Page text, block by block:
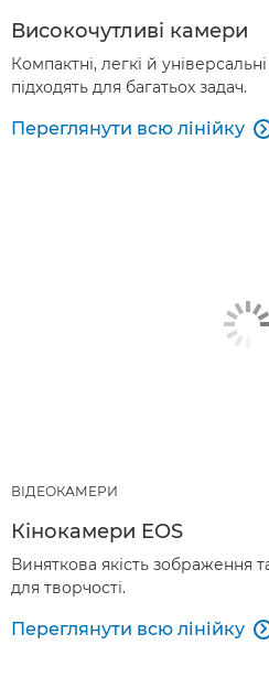
Високочутливі камери
Компактні, легкі й
підходять для багатьох задач.
Переглянути всю лінійку 
ВІДЕОКАМЕРИ
Кінокамери EOS
Виняткова якість зображення
для творчості.
Переглянути всю лінійку 